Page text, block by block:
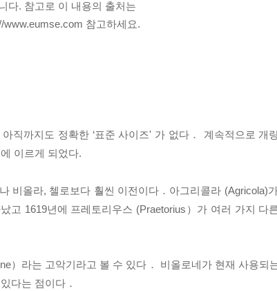
다. 참고로 이 내용의 출처는
www.eumse.com 참고하세요.
직까지도 정확한 ‘표준 사이즈' 가 없다． 계속적으로 개
이르게 되었다.
비올라, 첼로보다 훨씬 이전이다． 아그리콜라 (Agricola)
고 1619년에 프레토리우스 (Praetorius）가 여러 가지 다
）라는 고악기라고 볼 수 있다． 비올로네가 현재 사용되
다는 점이다．